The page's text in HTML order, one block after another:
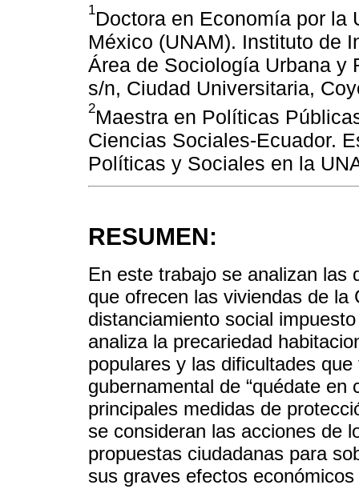
1Doctora en Economía por la
México (UNAM). Instituto de
Área de Sociología Urbana y
s/n, Ciudad Universitaria,
2Maestra en Políticas
Ciencias Sociales-Ecuador.
Políticas y Sociales en la
RESUMEN:
En este trabajo se analizan las
que ofrecen las viviendas de
distanciamiento social
analiza la precariedad
populares y las dificultades
gubernamental de “quédate en
principales medidas de
se consideran las acciones de
propuestas ciudadanas para
sus graves efectos